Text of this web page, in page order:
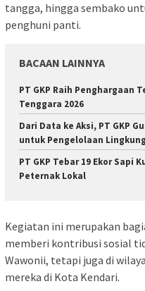
tangga, hingga sembako
penghuni panti.
BACAAN LAINNYA
PT GKP Raih Penghargaan
Tenggara 2026
Dari Data ke Aksi, PT GKP
untuk Pengelolaan
PT GKP Tebar 19 Ekor Sapi
Peternak Lokal
Kegiatan ini merupakan
memberi kontribusi sosial
Wawonii, tetapi juga di
mereka di Kota Kendari.